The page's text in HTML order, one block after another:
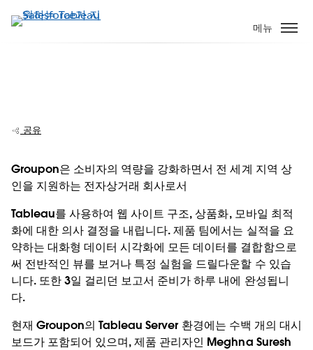
요
메뉴
Play
Video
공유
Groupon은 소비자의 역량을 강화하면서 전 세계 지역 상
인을 지원하는 전자상거래 회사로서
Tableau를 사용하여 웹 사이트 구조, 상품화, 모바일 최적
화에 대한 의사 결정을 내립니다. 제품 팀에서는 실적을 요
약하는 대화형 데이터 시각화에 모든 데이터를 결합함으로
써 전반적인 뷰를 보거나 특정 실험을 드릴다운할 수 있습
니다. 또한 3일 걸리던 보고서 준비가 하루 내에 완성됩니
다.
현재 Groupon의 Tableau Server 환경에는 수백 개의 대시
보드가 포함되어 있으며, 제품 관리자인 Meghna Suresh